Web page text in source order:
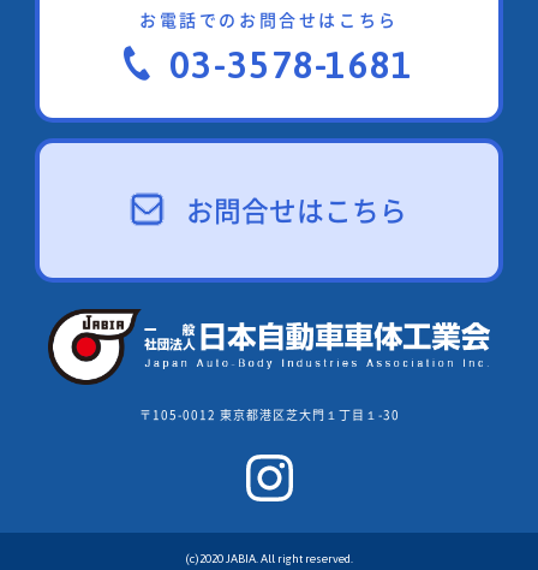
お電話でのお問合せはこちら
03-3578-1681
お問合せはこちら
〒105-0012 東京都港区芝大門１丁目１-30
(c)2020 JABIA. All right reserved.